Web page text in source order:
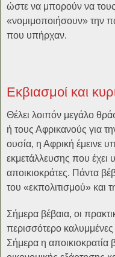
ώστε να μπορούν να
«νομιμοποιήσουν» την
που υπήρχαν.
Εκβιασμοί και
Θέλει λοιπόν μεγάλο
ή τους Αφρικανούς για
ουσία, η Αφρική έμεινε
εκμετάλλευσης που
αποικιοκράτες. Πάντα
του «εκπολιτισμού» και
Σήμερα βέβαια, οι
περισσότερο
Σήμερα η αποικιοκρατία